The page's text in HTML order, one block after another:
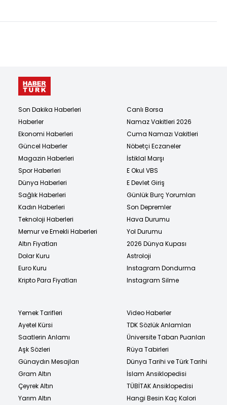
Son Dakika Haberleri
Haberler
Ekonomi Haberleri
Güncel Haberler
Magazin Haberleri
Spor Haberleri
Dünya Haberleri
Sağlık Haberleri
Kadın Haberleri
Teknoloji Haberleri
Memur ve Emekli Haberleri
Altın Fiyatları
Dolar Kuru
Euro Kuru
Kripto Para Fiyatları
Canlı Borsa
Namaz Vakitleri 2026
Cuma Namazı Vakitleri
Nöbetçi Eczaneler
İstiklal Marşı
E Okul VBS
E Devlet Giriş
Günlük Burç Yorumları
Son Depremler
Hava Durumu
Yol Durumu
2026 Dünya Kupası
Astroloji
Instagram Dondurma
Instagram Silme
Yemek Tarifleri
Ayetel Kürsi
Saatlerin Anlamı
Aşk Sözleri
Günaydın Mesajları
Gram Altın
Çeyrek Altın
Yarım Altın
Video Haberler
TDK Sözlük Anlamları
Üniversite Taban Puanları
Rüya Tabirleri
Dünya Tarihi ve Türk Tarihi
İslam Ansiklopedisi
TÜBİTAK Ansiklopedisi
Hangi Besin Kaç Kalori